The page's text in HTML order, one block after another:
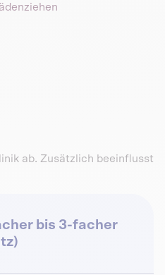
ab. Zusätzlich beeinflusst
bis 3-facher